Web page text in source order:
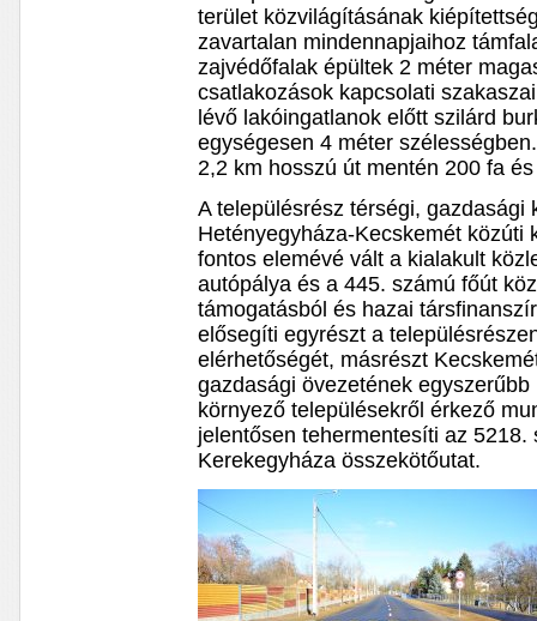
terület közvilágításának
zavartalan mindennapjaihoz
zajvédőfalak épültek 2 méter
csatlakozások kapcsolati
lévő lakóingatlanok előtt szilárd
egységesen 4 méter
2,2 km hosszú út mentén 200 fa
A településrész térségi, gazdasági
Hetényegyháza-Kecskemét közúti
fontos elemévé vált a kialakult
autópálya és a 445. számú főút
támogatásból és hazai
elősegíti egyrészt a
elérhetőségét, másrészt
gazdasági övezetének
környező településekről érkező
jelentősen tehermentesíti az 5218.
Kerekegyháza összekötőutat.